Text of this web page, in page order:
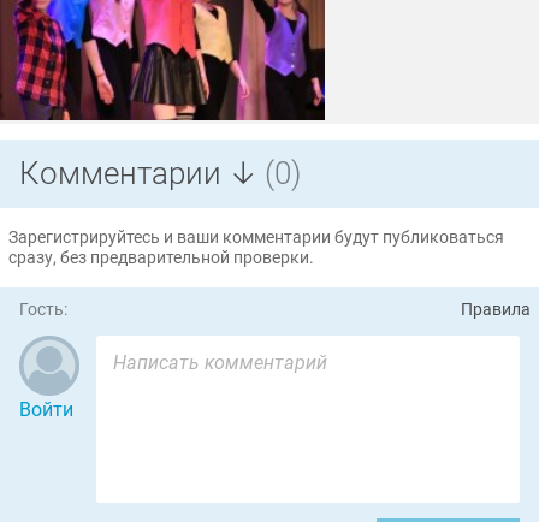
Комментарии ↓ (0)
Зарегистрируйтесь и ваши комментарии будут публиковаться
сразу, без предварительной проверки.
Гость: Правила
Войти